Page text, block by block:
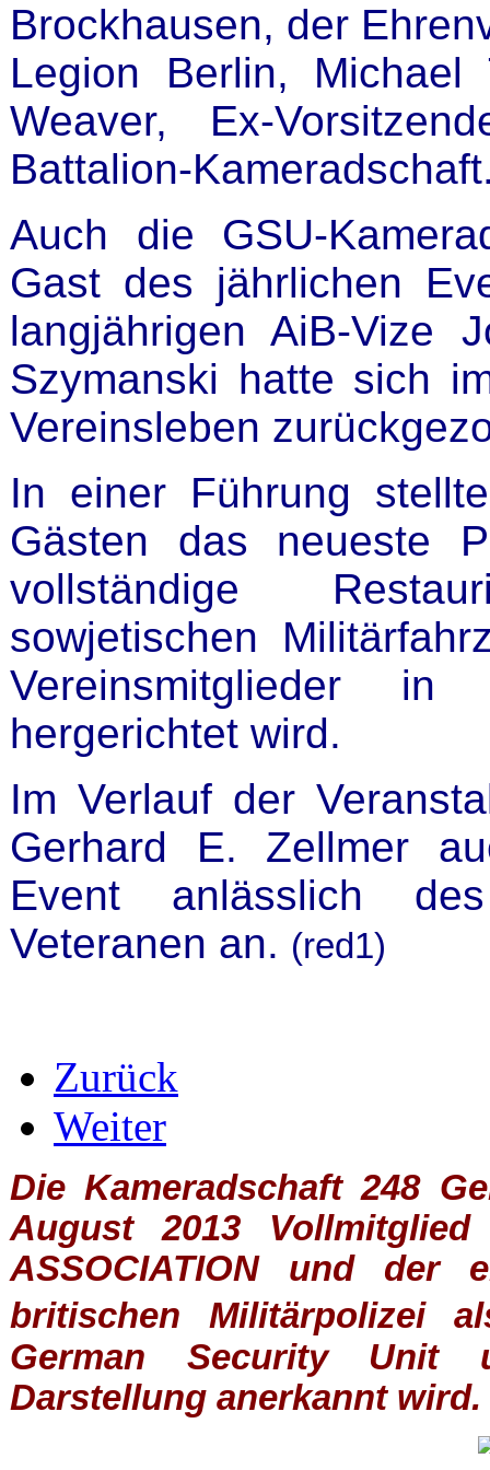
Brockhausen, der
Legion Berlin,
Weaver, Ex-
Battalion-
Auch die GSU-
Gast des jährlichen
langjährigen AiB-Vize
Szymanski hatte sich
Vereinsleben
In einer Führung
Gästen das neueste
vollständige
sowjetischen
Vereinsmitglieder
hergerichtet wird.
Im Verlauf der
Gerhard E. Zellmer
Event anlässlich
Veteranen an. (red1)
Zurück
Weiter
Die Kameradschaft 248
August 2013
ASSOCIATIONund der
britischen
Militärpolizei
German Security Unit
Darstellung anerkannt wird.